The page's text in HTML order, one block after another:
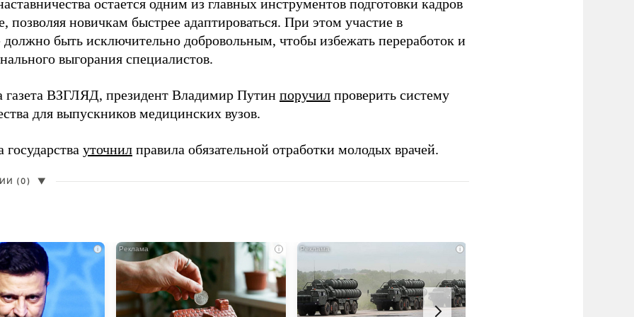
остается одним из главных инструментов подготовки кадров
позволяя новичкам быстрее адаптироваться. При этом участие в
быть исключительно добровольным, чтобы избежать переработок и
выгорания специалистов.
газета ВЗГЛЯД, президент Владимир Путин поручил проверить систему
для выпускников медицинских вузов.
государства уточнил правила обязательной отработки молодых врачей.
(0) ▼
i i i